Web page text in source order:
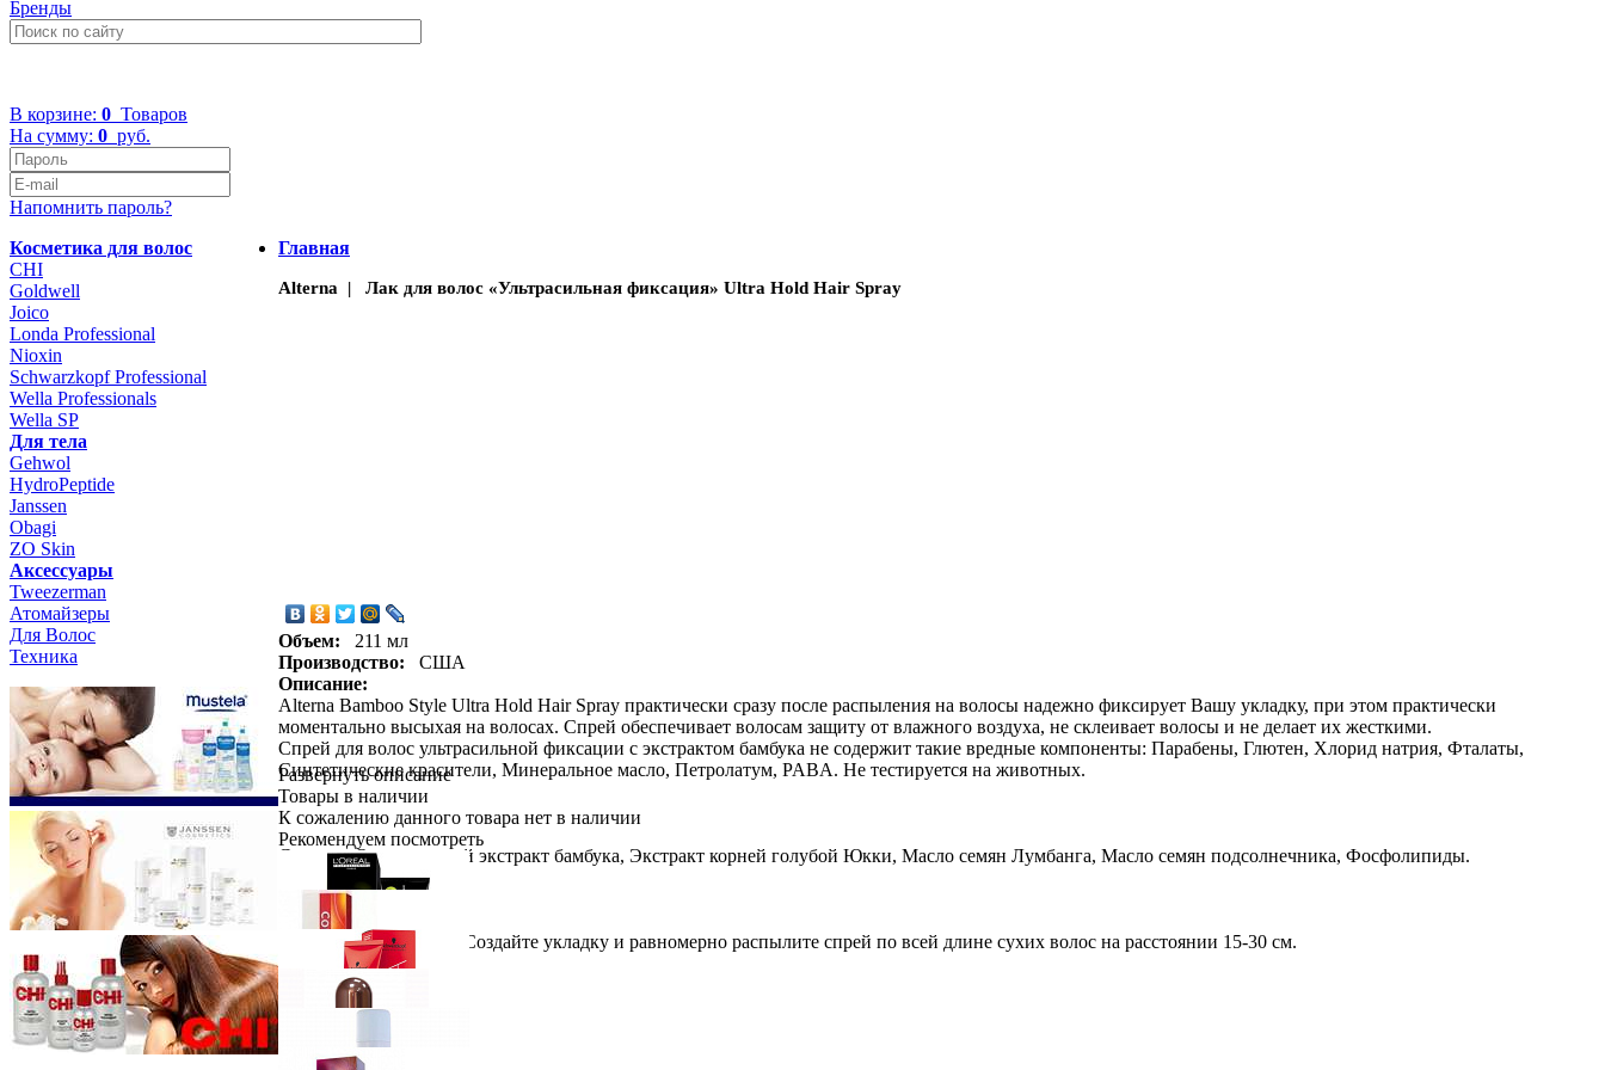
Бренды
В корзине: 0 Товаров
На сумму: 0 руб.
Напомнить пароль?
Косметика для волос
CHI
Goldwell
Joico
Londa Professional
Nioxin
Schwarzkopf Professional
Wella Professionals
Wella SP
Для тела
Gehwol
HydroPeptide
Janssen
Obagi
ZO Skin
Aксессуары
Tweezerman
Атомайзеры
Для Волос
Техника
Главная
Alterna | Лак для волос «Ультрасильная фиксация» Ultra Hold Hair Spray
Объем:
211 мл
Производство:
США
Описание:
Alterna Bamboo Style Ultra Hold Hair Spray практически сразу после распыления на волосы надежно фиксирует Вашу укладку, при этом практически
моментально высыхая на волосах. Спрей обеспечивает волосам защиту от влажного воздуха, не склеивает волосы и не делает их жесткими.
Спрей для волос ультрасильной фиксации с экстрактом бамбука не содержит такие вредные компоненты: Парабены, Глютен, Хлорид натрия, Фталаты,
Синтетические красители, Минеральное масло, Петролатум, PABA. Не тестируется на животных.
Cостав: Органический экстракт бамбука, Экстракт корней голубой Юкки, Масло семян Лумбанга, Масло семян подсолнечника, Фосфолипиды.
Способ применения: Создайте укладку и равномерно распылите спрей по всей длине сухих волос на расстоянии 15-30 см.
Развернуть описание
Товары в наличии
К сожалению данного товара нет в наличии
Рекомендуем посмотреть
Loreal Professionnel